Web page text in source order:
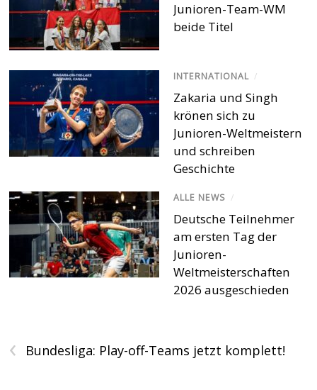
Junioren-Team-WM
beide Titel
INTERNATIONAL /
Zakaria und Singh
krönen sich zu
Junioren-Weltmeistern
und schreiben
Geschichte
ALLE NEWS /
Deutsche Teilnehmer
am ersten Tag der
Junioren-
Weltmeisterschaften
2026 ausgeschieden
‹ Bundesliga: Play-off-Teams jetzt komplett!